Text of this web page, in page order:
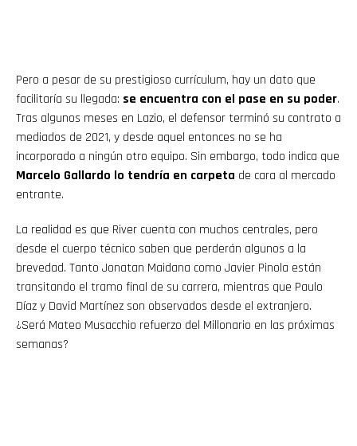
Pero a pesar de su prestigioso currículum, hay un dato que
facilitaría su llegada: se encuentra con el pase en su poder.
Tras algunos meses en Lazio, el defensor terminó su contrato a
mediados de 2021, y desde aquel entonces no se ha
incorporado a ningún otro equipo. Sin embargo, todo indica que
Marcelo Gallardo lo tendría en carpeta de cara al mercado
entrante.
La realidad es que River cuenta con muchos centrales, pero
desde el cuerpo técnico saben que perderán algunos a la
brevedad. Tanto Jonatan Maidana como Javier Pinola están
transitando el tramo final de su carrera, mientras que Paulo
Díaz y David Martínez son observados desde el extranjero.
¿Será Mateo Musacchio refuerzo del Millonario en las próximas
semanas?